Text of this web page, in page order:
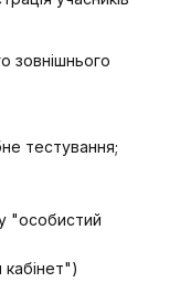
зовнішнього
тестування;
"особистий